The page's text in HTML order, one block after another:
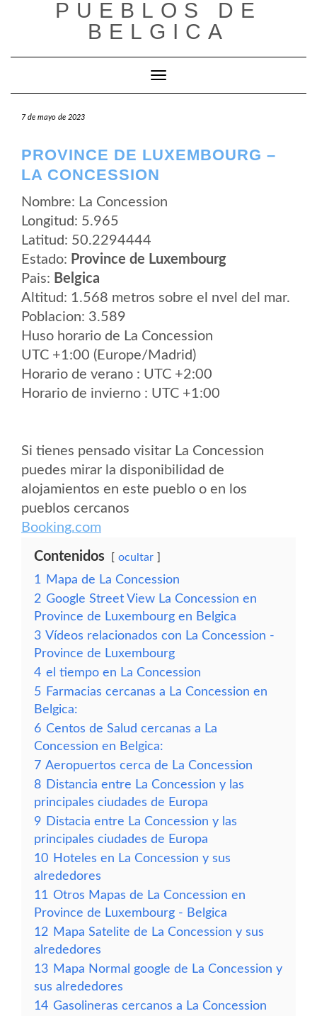
PUEBLOS DE
BELGICA
Cambiar modo de navegación
7 de mayo de 2023
PROVINCE DE LUXEMBOURG –
LA CONCESSION
Nombre: La Concession
Longitud: 5.965
Latitud: 50.2294444
Estado: Province de Luxembourg
Pais: Belgica
Altitud: 1.568 metros sobre el nvel del mar.
Poblacion: 3.589
Huso horario de La Concession
UTC +1:00 (Europe/Madrid)
Horario de verano : UTC +2:00
Horario de invierno : UTC +1:00
Si tienes pensado visitar La Concession
puedes mirar la disponibilidad de
alojamientos en este pueblo o en los
pueblos cercanos
Booking.com
Contenidos ocultar
1
Mapa de La Concession
2 Google Street View La Concession en
Province de Luxembourg en Belgica
3 Vídeos relacionados con La Concession -
Province de Luxembourg
4 el tiempo en La Concession
5 Farmacias cercanas a La Concession en
Belgica:
6 Centos de Salud cercanas a La
Concession en Belgica:
7 Aeropuertos cerca de La Concession
8 Distancia entre La Concession y las
principales ciudades de Europa
9 Distacia entre La Concession y las
principales ciudades de Europa
10 Hoteles en La Concession y sus
alrededores
11 Otros Mapas de La Concession en
Province de Luxembourg - Belgica
12 Mapa Satelite de La Concession y sus
alrededores
13 Mapa Normal google de La Concession y
sus alrededores
14 Gasolineras cercanos a La Concession